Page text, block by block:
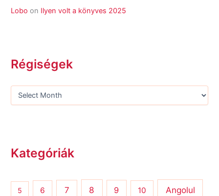
Lobo on Ilyen volt a könyves 2025
Régiségek
Kategóriák
5 6 7 8 9 10 Angolul